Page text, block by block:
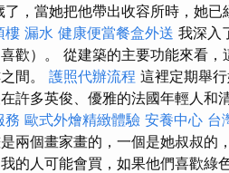
，當她把他帶出收容所時，她已
樓 漏水 健康便當餐盒外送 我深入
歡）。 從建築的主要功能來看
間。 護照代辦流程 這裡定期舉
許多英俊、優雅的法國年輕人
務 歐式外燴精緻體驗 安養中心 台
兩個畫家畫的，一個是她叔叔的
的人可能會買，如果他們喜歡綠